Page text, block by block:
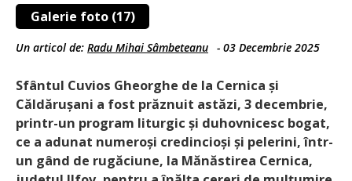
Galerie foto (17)
Un articol de: Radu Mihai Sâmbeteanu - 03 Decembrie 2025
Sfântul Cuvios Gheorghe de la Cernica și
Căldărușani a fost prăznuit astăzi, 3 decembrie,
printr-un program liturgic și duhovnicesc bogat,
ce a adunat numeroși credincioși și pelerini, într-
un gând de rugăciune, la Mănăstirea Cernica,